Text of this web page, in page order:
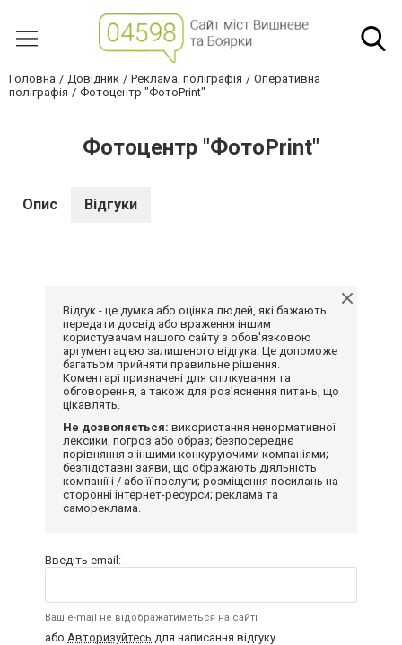
Головна Довідник Реклама, поліграфія
Оперативна
поліграфія
Фотоцентр "ФотоPrint"
Фотоцентр "ФотоPrint"
Опис Відгуки
Відгук - це думка або оцінка людей, які бажають
передати досвід або враження іншим
користувачам нашого сайту з обов'язковою
аргументацією залишеного відгука. Це допоможе
багатьом прийняти правильне рішення.
Коментарі призначені для спілкування та
обговорення, а також для роз'яснення питань, що
цікавлять.
Не дозволяється: використання ненормативної
лексики, погроз або образ; безпосереднє
порівняння з іншими конкуруючими компаніями;
безпідставні заяви, що ображають діяльність
компанії і / або її послуги; розміщення посилань на
сторонні інтернет-ресурси; реклама та
самореклама.
Введіть email:
Ваш e-mail не відображатиметься на сайті
або Авторизуйтесь для написання відгуку